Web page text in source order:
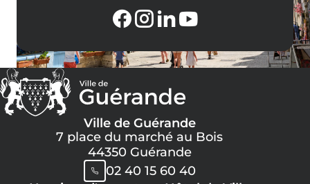
Ville de Guérande
7 place du marché au Bois
44350 Guérande
02 40 15 60 40